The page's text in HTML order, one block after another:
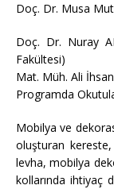
Doç. Dr. Musa
Doç. Dr. Nuray
Fakültesi)
Mat. Müh. Ali
Programda
Mobilya ve
oluşturan
levha, mobilya
kollarında ihtiyaç